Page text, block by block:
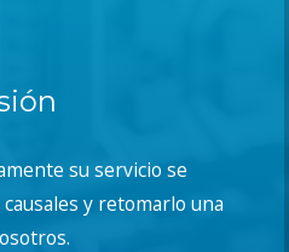
su servicio se
y retomarlo una